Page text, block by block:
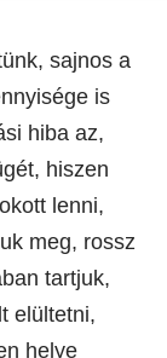
sajnos a
is
hiba az,
hiszen
lenni,
meg, rossz
tartjuk,
elültetni,
helye